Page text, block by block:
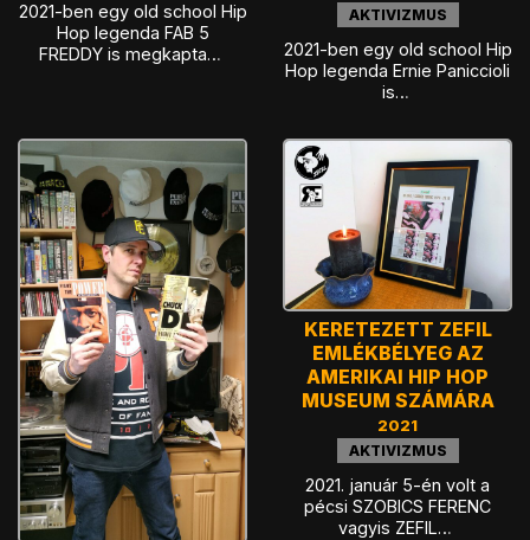
2021-ben egy old school Hip
Hop legenda FAB 5
FREDDY is megkapta…
AKTIVIZMUS
2021-ben egy old school Hip
Hop legenda Ernie Paniccioli
is…
KERETEZETT ZEFIL
EMLÉKBÉLYEG AZ
AMERIKAI HIP HOP
MUSEUM SZÁMÁRA
2021
AKTIVIZMUS
2021. január 5-én volt a
pécsi SZOBICS FERENC
vagyis ZEFIL…